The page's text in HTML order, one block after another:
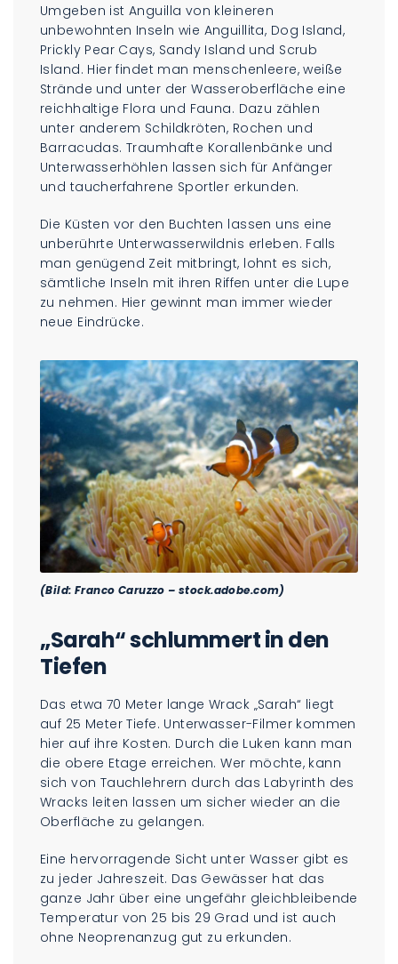
Umgeben ist Anguilla von kleineren
unbewohnten Inseln wie Anguillita, Dog Island,
Prickly Pear Cays, Sandy Island und Scrub
Island. Hier findet man menschenleere, weiße
Strände und unter der Wasseroberfläche eine
reichhaltige Flora und Fauna. Dazu zählen
unter anderem Schildkröten, Rochen und
Barracudas. Traumhafte Korallenbänke und
Unterwasserhöhlen lassen sich für Anfänger
und taucherfahrene Sportler erkunden.
Die Küsten vor den Buchten lassen uns eine
unberührte Unterwasserwildnis erleben. Falls
man genügend Zeit mitbringt, lohnt es sich,
sämtliche Inseln mit ihren Riffen unter die Lupe
zu nehmen. Hier gewinnt man immer wieder
neue Eindrücke.
(Bild: Franco Caruzzo – stock.adobe.com)
„Sarah“ schlummert in den
Tiefen
Das etwa 70 Meter lange Wrack „Sarah“ liegt
auf 25 Meter Tiefe. Unterwasser-Filmer kommen
hier auf ihre Kosten. Durch die Luken kann man
die obere Etage erreichen. Wer möchte, kann
sich von Tauchlehrern durch das Labyrinth des
Wracks leiten lassen um sicher wieder an die
Oberfläche zu gelangen.
Eine hervorragende Sicht unter Wasser gibt es
zu jeder Jahreszeit. Das Gewässer hat das
ganze Jahr über eine ungefähr gleichbleibende
Temperatur von 25 bis 29 Grad und ist auch
ohne Neoprenanzug gut zu erkunden.